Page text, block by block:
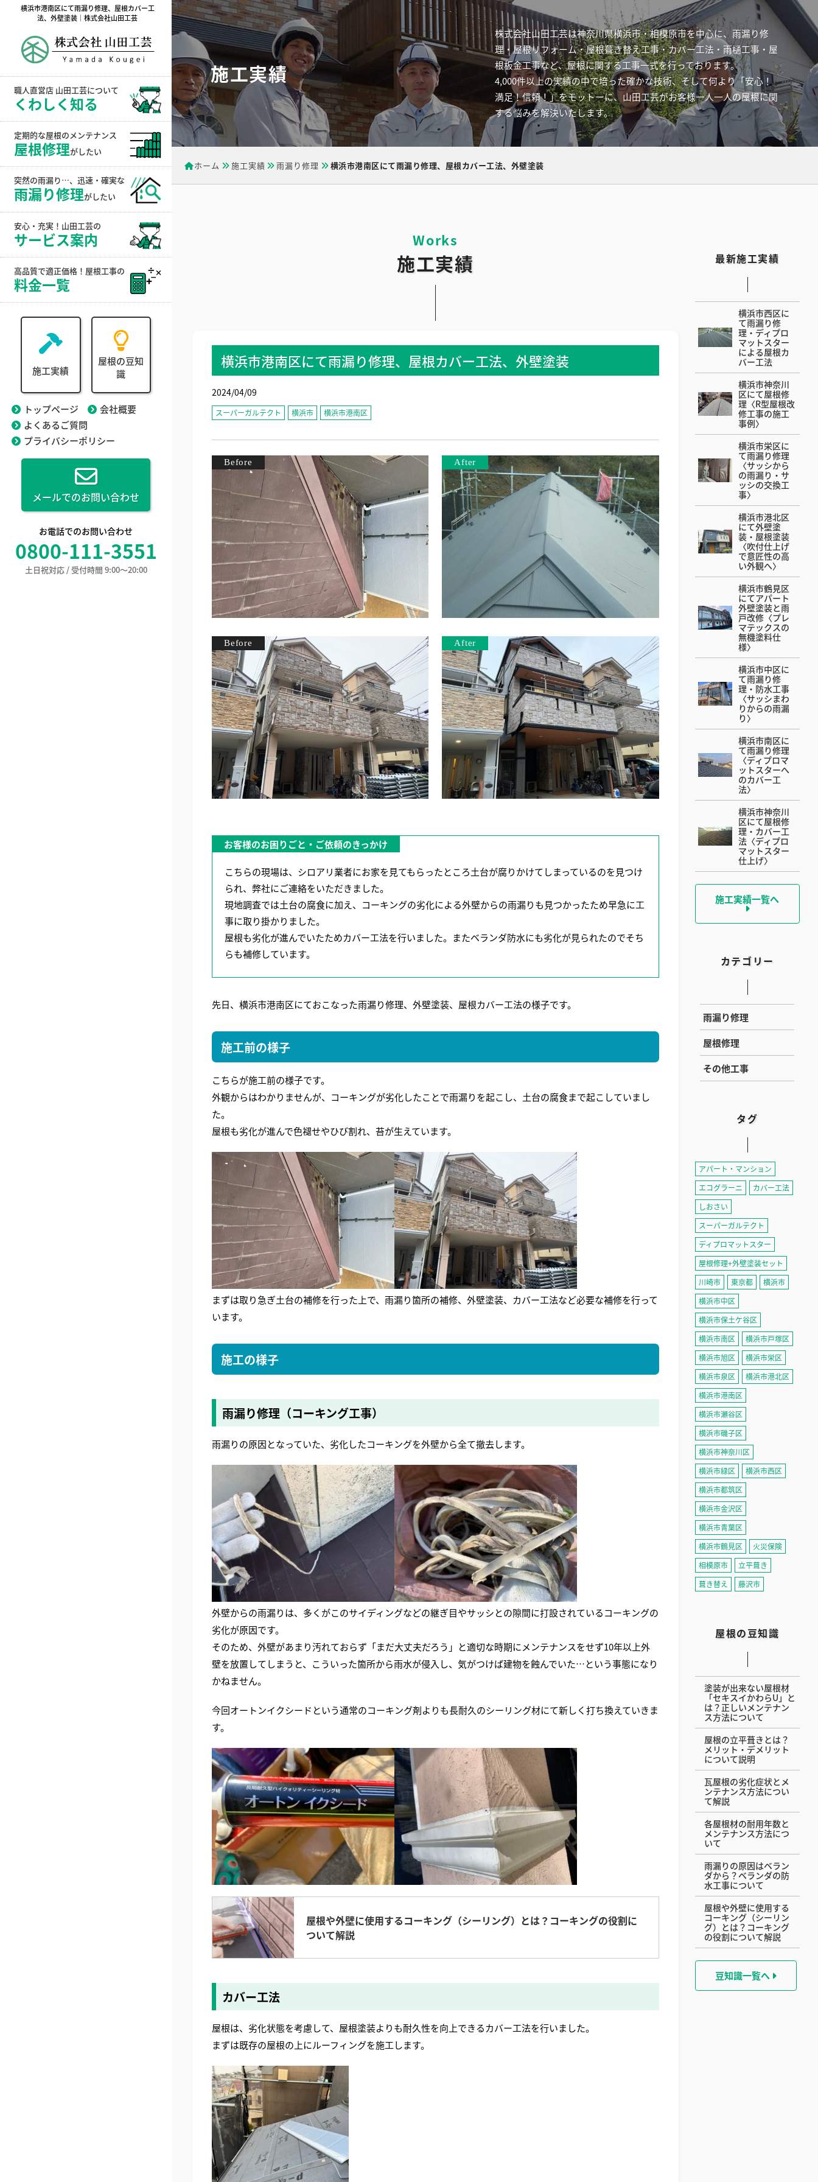
横浜市港南区にて雨漏り修理、屋根カバー工
法、外壁塗装｜株式会社山田工芸
職人直営店 山田工芸について
くわしく知る
定期的な屋根のメンテナンス
屋根修理がしたい
突然の雨漏り…、迅速・確実な
雨漏り修理がしたい
安心・充実！山田工芸の
サービス案内
高品質で適正価格！屋根工事の
料金一覧
施工実績
屋根の豆知
識
トップページ
会社概要
よくあるご質問
プライバシーポリシー
メールでのお問い合わせ
お電話でのお問い合わせ
0800-111-3551
土日祝対応 / 受付時間 9:00〜20:00
施工実績
株式会社山田工芸は神奈川県横浜市・相模原市を中心に、雨漏り修
理・屋根リフォーム・屋根葺き替え工事・カバー工法・雨樋工事・屋
根板金工事など、屋根に関する工事一式を行っております。
4,000件以上の実績の中で培った確かな技術、そして何より「安心！
満足！信頼！」をモットーに、山田工芸がお客様一人一人の屋根に関
する悩みを解決いたします。
ホーム 施工実績 雨漏り修理 横浜市港南区にて雨漏り修理、屋根カバー工法、外壁塗装
施工実績
横浜市港南区にて雨漏り修理、屋根カバー工法、外壁塗装
2024/04/09
スーパーガルテクト 横浜市 横浜市港南区
お客様のお困りごと・ご依頼のきっかけ
こちらの現場は、シロアリ業者にお家を見てもらったところ土台が腐りかけてしまっているのを見つけ
られ、弊社にご連絡をいただきました。
現地調査では土台の腐食に加え、コーキングの劣化による外壁からの雨漏りも見つかったため早急に工
事に取り掛かりました。
屋根も劣化が進んでいたためカバー工法を行いました。またベランダ防水にも劣化が見られたのでそち
らも補修しています。
先日、横浜市港南区にておこなった雨漏り修理、外壁塗装、屋根カバー工法の様子です。
施工前の様子
こちらが施工前の様子です。
外観からはわかりませんが、コーキングが劣化したことで雨漏りを起こし、土台の腐食まで起こしていまし
た。
屋根も劣化が進んで色褪せやひび割れ、苔が生えています。
まずは取り急ぎ土台の補修を行った上で、雨漏り箇所の補修、外壁塗装、カバー工法など必要な補修を行って
います。
施工の様子
雨漏り修理（コーキング工事）
雨漏りの原因となっていた、劣化したコーキングを外壁から全て撤去します。
外壁からの雨漏りは、多くがこのサイディングなどの継ぎ目やサッシとの隙間に打設されているコーキングの
劣化が原因です。
そのため、外壁があまり汚れておらず「まだ大丈夫だろう」と適切な時期にメンテナンスをせず10年以上外
壁を放置してしまうと、こういった箇所から雨水が侵入し、気がつけば建物を蝕んでいた…という事態になり
かねません。
今回オートンイクシードという通常のコーキング剤よりも長耐久のシーリング材にて新しく打ち換えていきま
す。
屋根や外壁に使用するコーキング（シーリング）とは？コーキングの役割に
ついて解説
カバー工法
屋根は、劣化状態を考慮して、屋根塗装よりも耐久性を向上できるカバー工法を行いました。
まずは既存の屋根の上にルーフィングを施工します。
最新施工実績
横浜市西区に
て雨漏り修
理・ディプロ
マットスター
による屋根カ
バー工法
横浜市神奈川
区にて屋根修
理〈R型屋根改
修工事の施工
事例〉
横浜市栄区に
て雨漏り修理
〈サッシから
の雨漏り・サ
ッシの交換工
事〉
横浜市港北区
にて外壁塗
装・屋根塗装
〈吹付仕上げ
で意匠性の高
い外観へ〉
横浜市鶴見区
にてアパート
外壁塗装と雨
戸改修〈プレ
マテックスの
無機塗料仕
様〉
横浜市中区に
て雨漏り修
理・防水工事
〈サッシまわ
りからの雨漏
り〉
横浜市南区に
て雨漏り修理
〈ディプロマ
ットスターへ
のカバー工
法〉
横浜市神奈川
区にて屋根修
理・カバー工
法〈ディプロ
マットスター
仕上げ〉
施工実績一覧へ
カテゴリー
雨漏り修理
屋根修理
その他工事
タグ
アパート・マンション
エコグラーニ
カバー工法
しおさい
スーパーガルテクト
ディプロマットスター
屋根修理+外壁塗装セット
川崎市
東京都
横浜市
横浜市中区
横浜市保土ケ谷区
横浜市南区
横浜市戸塚区
横浜市旭区
横浜市栄区
横浜市泉区
横浜市港北区
横浜市港南区
横浜市瀬谷区
横浜市磯子区
横浜市神奈川区
横浜市緑区
横浜市西区
横浜市都筑区
横浜市金沢区
横浜市青葉区
横浜市鶴見区
火災保険
相模原市
立平葺き
葺き替え
藤沢市
屋根の豆知識
塗装が出来ない屋根材
「セキスイかわらU」と
は？正しいメンテナン
ス方法について
屋根の立平葺きとは？
メリット・デメリット
について説明
瓦屋根の劣化症状とメ
ンテナンス方法につい
て解説
各屋根材の耐用年数と
メンテナンス方法につ
いて
雨漏りの原因はベラン
ダから？ベランダの防
水工事について
屋根や外壁に使用する
コーキング（シーリン
グ）とは？コーキング
の役割について解説
豆知識一覧へ